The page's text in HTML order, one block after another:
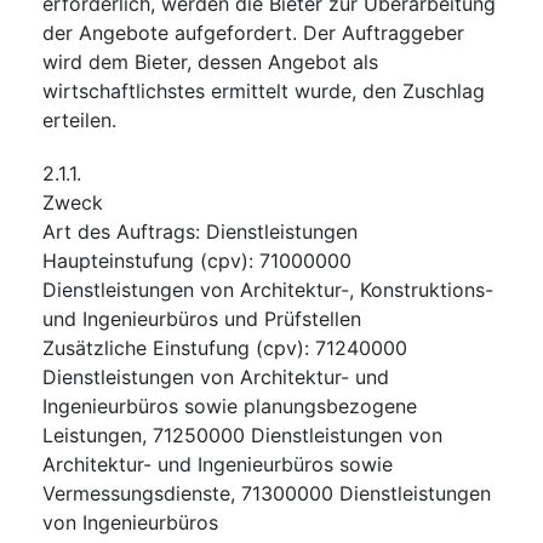
der Angebote aufgefordert. Der Auftraggeber
wird dem Bieter, dessen Angebot als
wirtschaftlichstes ermittelt wurde, den Zuschlag
erteilen.
2.1.1.
Zweck
Art des Auftrags: Dienstleistungen
Haupteinstufung (cpv): 71000000
Dienstleistungen von Architektur-, Konstruktions-
und Ingenieurbüros und Prüfstellen
Zusätzliche Einstufung (cpv): 71240000
Dienstleistungen von Architektur- und
Ingenieurbüros sowie planungsbezogene
Leistungen, 71250000 Dienstleistungen von
Architektur- und Ingenieurbüros sowie
Vermessungsdienste, 71300000 Dienstleistungen
von Ingenieurbüros